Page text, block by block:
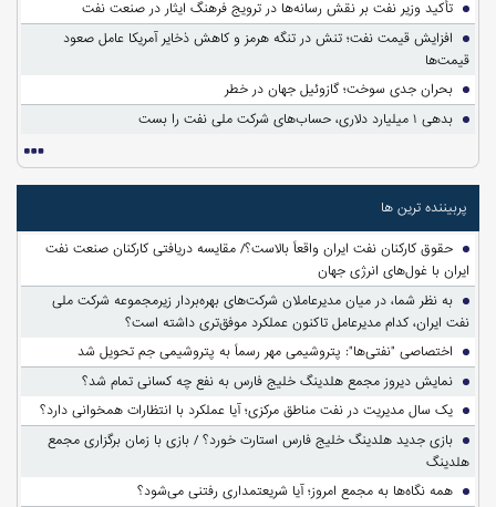
تأکید وزیر نفت بر نقش رسانه‌ها در ترویج فرهنگ ایثار در صنعت نفت
افزایش قیمت نفت؛ تنش در تنگه هرمز و کاهش ذخایر آمریکا عامل صعود
قیمت‌ها
بحران جدی سوخت؛ گازوئیل جهان در خطر
بدهی ۱ میلیارد دلاری، حساب‌های شرکت ملی نفت را بست
پربیننده ترین ها
حقوق کارکنان نفت ایران واقعاً بالاست؟/ مقایسه دریافتی کارکنان صنعت نفت
ایران با غول‌های انرژی جهان
به نظر شما، در میان مدیرعاملان شرکت‌های بهره‌بردار زیرمجموعه شرکت ملی
نفت ایران، کدام مدیرعامل تاکنون عملکرد موفق‌تری داشته است؟
اختصاصی "نفتی‌ها": پتروشیمی مهر رسماً به پتروشیمی جم تحویل شد
نمایش دیروز مجمع هلدینگ خلیج فارس به نفع چه کسانی تمام شد؟
یک سال مدیریت در نفت مناطق مرکزی؛ آیا عملکرد با انتظارات همخوانی دارد؟
بازی جدید هلدینگ خلیج فارس استارت خورد؟ / بازی با زمان برگزاری مجمع
هلدینگ
همه نگاه‌ها به مجمع امروز؛ آیا شریعتمداری رفتنی می‌شود؟